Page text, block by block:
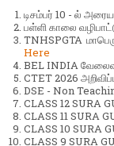
டிசம்பர் 10 - ல்
பள்ளி காலை
TNHSPGTA
Here
BEL INDIA
CTET 2026
DSE - Non
CLASS 12 SURA
CLASS 11 SURA
CLASS 10 SURA
CLASS 9 SURA